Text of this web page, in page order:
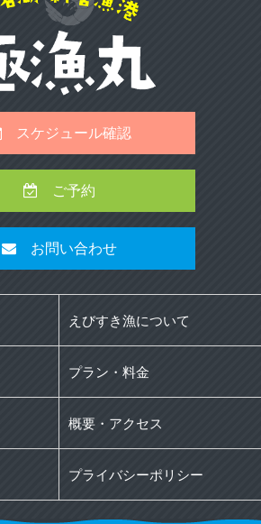
スケジュール確認
ご予約
お問い合わせ
えびすき漁について
プラン・料金
概要・アクセス
プライバシーポリシー